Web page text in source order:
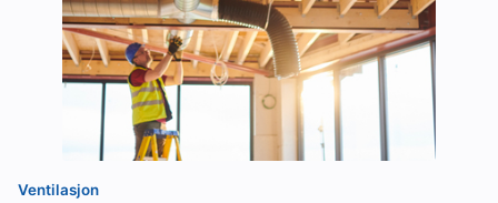
Ventilasjon